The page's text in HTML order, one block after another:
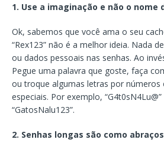
1. Use a imaginação e não o nome
Ok, sabemos que você ama o seu
“Rex123” não é a melhor ideia. Nada
ou dados pessoais nas senhas. Ao
Pegue uma palavra que goste, faça
ou troque algumas letras por números
especiais. Por exemplo,
“GatosNalu123”.
2. Senhas longas são como